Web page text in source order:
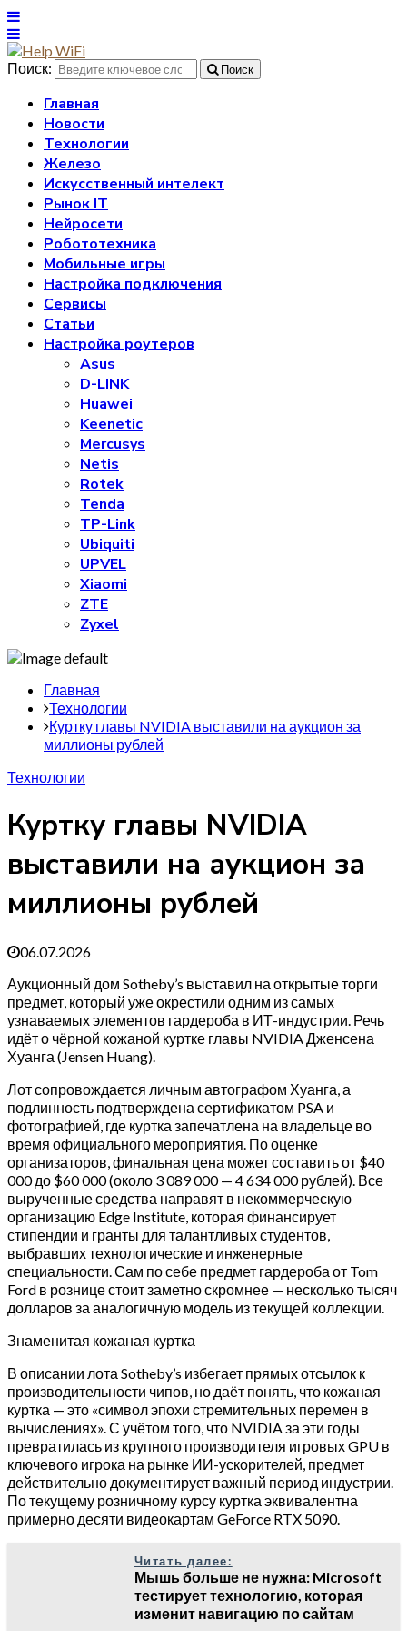
Поиск: Поиск
Главная
Новости
Технологии
Железо
Искусственный интелект
Рынок IT
Нейросети
Робототехника
Мобильные игры
Настройка подключения
Сервисы
Статьи
Настройка роутеров
Asus
D-LINK
Huawei
Keenetic
Mercusys
Netis
Rotek
Tenda
TP-Link
Ubiquiti
UPVEL
Xiaomi
ZTE
Zyxel
Главная
Технологии
Куртку главы NVIDIA выставили на аукцион за
миллионы рублей
Технологии
Куртку главы NVIDIA
выставили на аукцион за
миллионы рублей
06.07.2026
Аукционный дом Sotheby’s выставил на открытые торги
предмет, который уже окрестили одним из самых
узнаваемых элементов гардероба в ИТ-индустрии. Речь
идёт о чёрной кожаной куртке главы NVIDIA Дженсена
Хуанга (Jensen Huang).
Лот сопровождается личным автографом Хуанга, а
подлинность подтверждена сертификатом PSA и
фотографией, где куртка запечатлена на владельце во
время официального мероприятия. По оценке
организаторов, финальная цена может составить от $40
000 до $60 000 (около 3 089 000 — 4 634 000 рублей). Все
вырученные средства направят в некоммерческую
организацию Edge Institute, которая финансирует
стипендии и гранты для талантливых студентов,
выбравших технологические и инженерные
специальности. Сам по себе предмет гардероба от Tom
Ford в рознице стоит заметно скромнее — несколько тысяч
долларов за аналогичную модель из текущей коллекции.
Знаменитая кожаная куртка
В описании лота Sotheby’s избегает прямых отсылок к
производительности чипов, но даёт понять, что кожаная
куртка — это «символ эпохи стремительных перемен в
вычислениях». С учётом того, что NVIDIA за эти годы
превратилась из крупного производителя игровых GPU в
ключевого игрока на рынке ИИ-ускорителей, предмет
действительно документирует важный период индустрии.
По текущему розничному курсу куртка эквивалентна
примерно десяти видеокартам GeForce RTX 5090.
Читать далее:
Мышь больше не нужна: Microsoft
тестирует технологию, которая
изменит навигацию по сайтам